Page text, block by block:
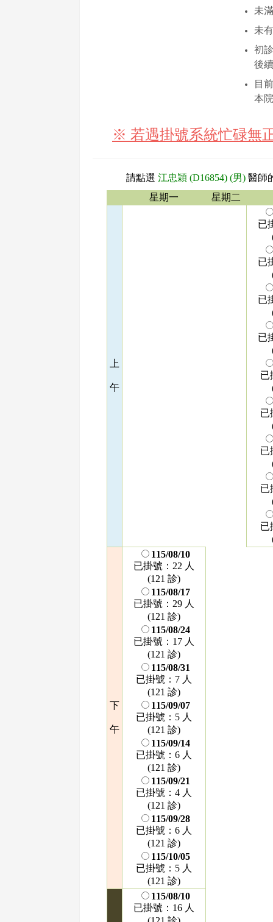
未
未
初
後
目
本
※ 若遇掛號系統忙碌無
請點選 江忠穎 (D16854) (男) 醫師